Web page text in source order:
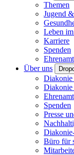
Themen
Jugend
Leben
Karriere
Spenden
Ehrenamt
Über uns
Ehrenamt
Spenden
Presse
Büro für